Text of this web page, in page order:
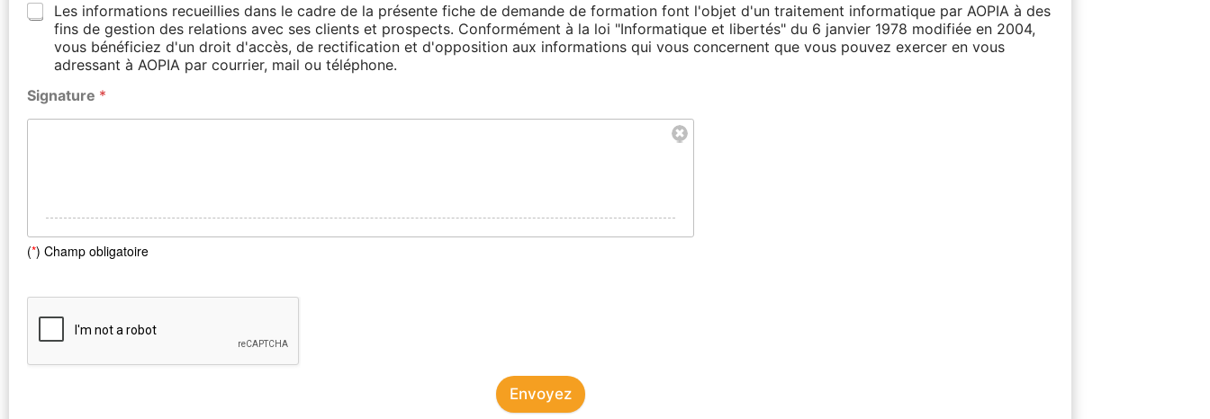
Les informations recueillies dans le cadre de la présente fiche de demande de formation font l'objet d'un traitement informatique par AOPIA à des
fins de gestion des relations avec ses clients et prospects. Conformément à la loi "Informatique et libertés" du 6 janvier 1978 modifiée en 2004,
vous bénéficiez d'un droit d'accès, de rectification et d'opposition aux informations qui vous concernent que vous pouvez exercer en vous
adressant à AOPIA par courrier, mail ou téléphone.
Signature *
(*) Champ obligatoire
Envoyez